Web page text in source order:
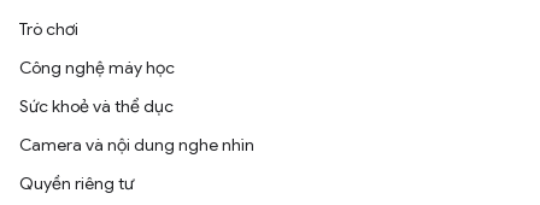
Trò chơi
Công nghệ máy học
Sức khoẻ và thể dục
Camera và nội dung nghe nhìn
Quyền riêng tư